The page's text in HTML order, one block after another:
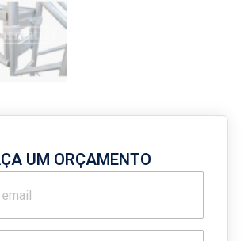
UM ORÇAMENTO